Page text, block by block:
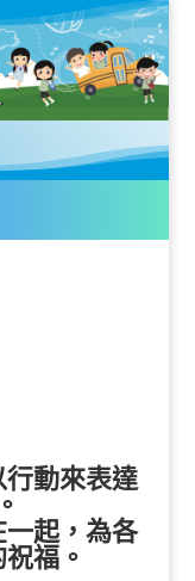
動來表達
起，為各
福。